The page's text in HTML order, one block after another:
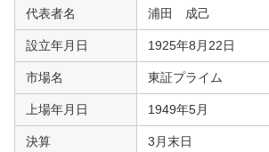
代表者名 浦田 成己
設立年月日 1925年8月22日
市場名 東証プライム
上場年月日 1949年5月
決算 3月末日